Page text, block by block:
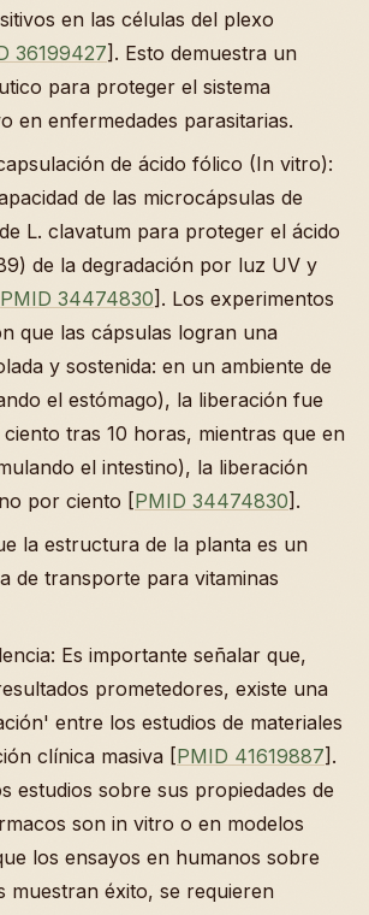
en las células del plexo
36199427]. Esto demuestra un
para proteger el sistema
en enfermedades parasitarias.
de ácido fólico (In vitro):
de las microcápsulas de
L. clavatum para proteger el ácido
de la degradación por luz UV y
PMID 34474830]. Los experimentos
que las cápsulas logran una
y sostenida: en un ambiente de
el estómago), la liberación fue
tras 10 horas, mientras que en
el intestino), la liberación
por ciento [PMID 34474830].
la estructura de la planta es un
de transporte para vitaminas
Es importante señalar que,
prometedores, existe una
entre los estudios de materiales
clínica masiva [PMID 41619887].
estudios sobre sus propiedades de
son in vitro o en modelos
los ensayos en humanos sobre
muestran éxito, se requieren